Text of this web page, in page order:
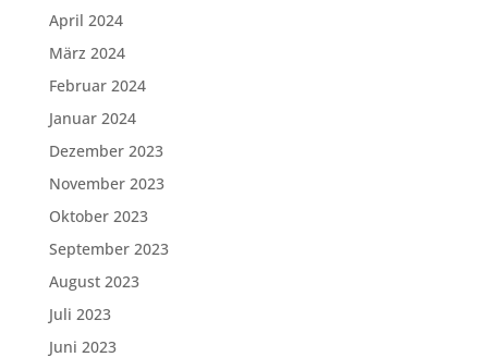
April 2024
März 2024
Februar 2024
Januar 2024
Dezember 2023
November 2023
Oktober 2023
September 2023
August 2023
Juli 2023
Juni 2023